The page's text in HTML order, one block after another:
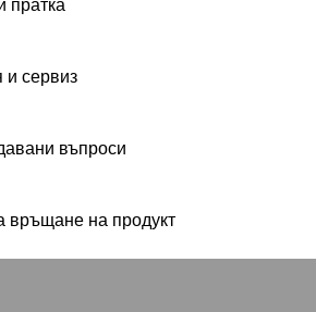
пратка
и сервиз
въпроси
връщане на продукт